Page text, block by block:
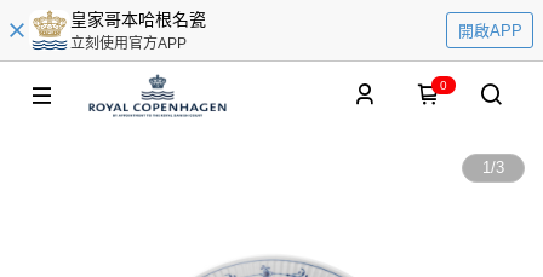
皇家哥本哈根名瓷
立刻使用官方APP
開啟APP
0
1/3